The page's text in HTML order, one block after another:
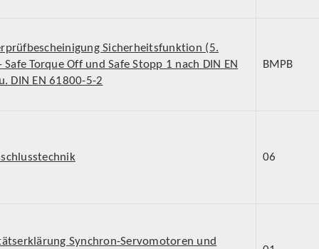
Sicherheitsfunktion (5.
Torque Off und Safe Stopp 1 nach DIN EN
DIN EN 61800-5-2
BMPB
06
Synchron-Servomotoren und